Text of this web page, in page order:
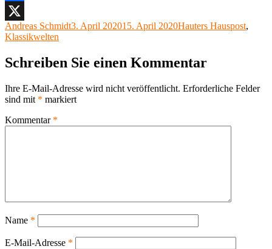
Facebook
X
Autor
Andreas SchmidtVeröffentlicht
3. April 202015. April 2020Kategorien
Hauters Hauspost,
Klassikwelten
Schreiben Sie einen Kommentar
Ihre E-Mail-Adresse wird nicht veröffentlicht. Erforderliche Felder
sind mit * markiert
Kommentar *
Name *
E-Mail-Adresse *